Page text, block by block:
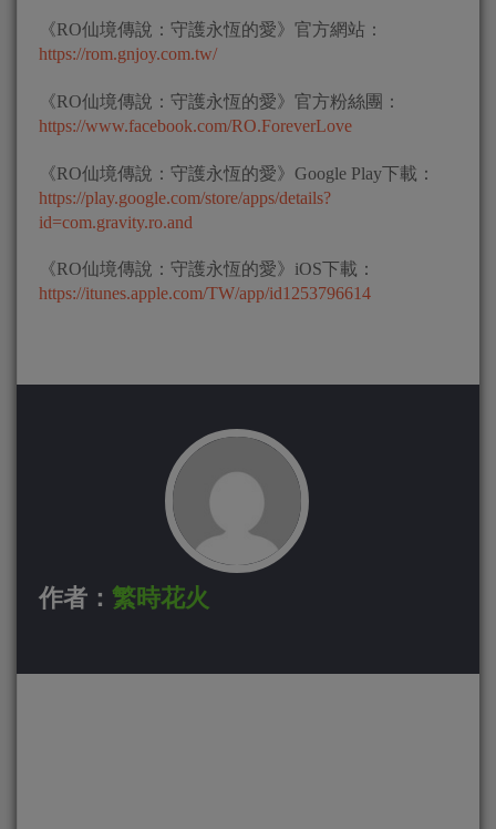
《RO仙境傳說：守護永恆的愛》官方網站：
https://rom.gnjoy.com.tw/
《RO仙境傳說：守護永恆的愛》官方粉絲團：
https://www.facebook.com/RO.ForeverLove
《RO仙境傳說：守護永恆的愛》Google Play下載：
https://play.google.com/store/apps/details?
id=com.gravity.ro.and
《RO仙境傳說：守護永恆的愛》iOS下載：
https://itunes.apple.com/TW/app/id1253796614
作者： 繁時花火